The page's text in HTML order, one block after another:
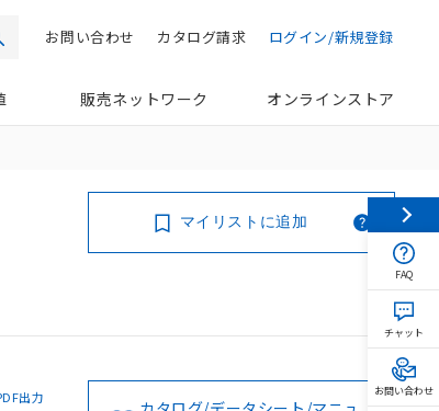
検索 ログイン/新規登録
カタログ請求
お問い合わせ
販売ネットワーク オンラインストア
マイリストに追加
出力
FAQ
チャット
お問い合わせ